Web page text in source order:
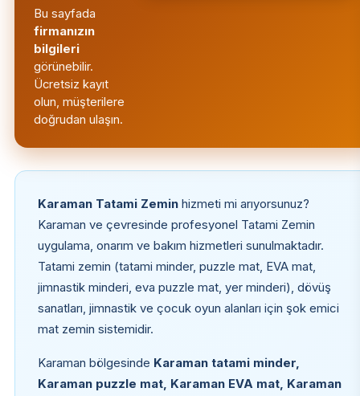
Bu sayfada
firmanızın
bilgileri
görünebilir.
Ücretsiz kayıt
olun, müşterilere
doğrudan ulaşın.
Karaman Tatami Zeminhizmeti mi arıyorsunuz?
Karaman ve çevresinde profesyonel Tatami Zemin
uygulama, onarım ve bakım hizmetleri sunulmaktadır.
Tatami zemin (tatami minder, puzzle mat, EVA mat,
jimnastik minderi, eva puzzle mat, yer minderi), dövüş
sanatları, jimnastik ve çocuk oyun alanları için şok emici
mat zemin sistemidir.
Karaman bölgesinde Karaman tatami minder,
Karaman puzzle mat, Karaman EVA mat, Karaman